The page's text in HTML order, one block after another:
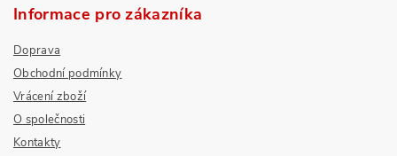
Informace pro zákazníka
Doprava
Obchodní podmínky
Vrácení zboží
O společnosti
Kontakty